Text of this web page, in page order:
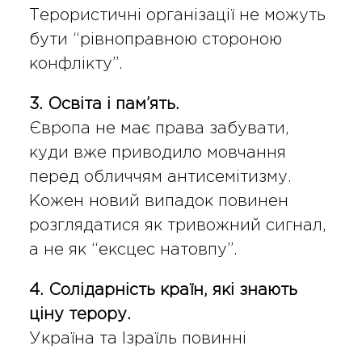
Терористичні організації не можуть
бути “рівноправною стороною
конфлікту”.
3. Освіта і пам’ять.
Європа не має права забувати,
куди вже приводило мовчання
перед обличчям антисемітизму.
Кожен новий випадок повинен
розглядатися як тривожний сигнал,
а не як “ексцес натовпу”.
4. Солідарність країн, які знають
ціну терору.
Україна та Ізраїль повинні